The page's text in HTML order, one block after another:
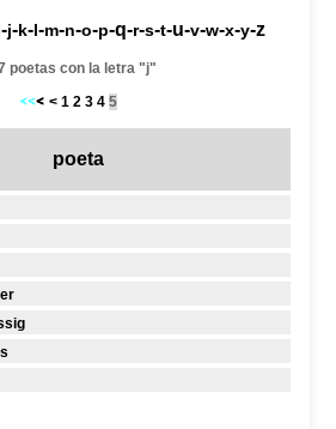
-j-k-l-m-n-o-p-q-r-s-t-u-v-w-x-y-z
poetas con la letra "j"
< 1 2 3 4 5
poeta